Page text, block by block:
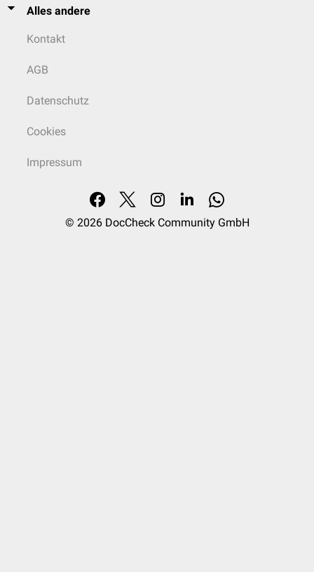
Alles andere
Kontakt
AGB
Datenschutz
Cookies
Impressum
© 2026 DocCheck Community GmbH